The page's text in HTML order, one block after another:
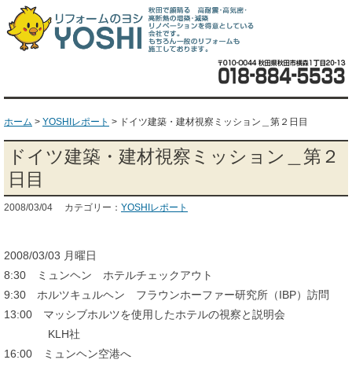
ホーム > YOSHIレポート > ドイツ建築・建材視察ミッション＿第２日目
ドイツ建築・建材視察ミッション＿第２
日目
2008/03/04 カテゴリー： YOSHIレポート
2008/03/03 月曜日
8:30 ミュンヘン ホテルチェックアウト
9:30 ホルツキュルヘン フラウンホーファー研究所（IBP）訪問
13:00 マッシブホルツを使用したホテルの視察と説明会
KLH社
16:00 ミュンヘン空港へ